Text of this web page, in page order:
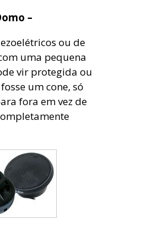
–
ou de
uma pequena
vir protegida ou
um cone, só
fora em vez de